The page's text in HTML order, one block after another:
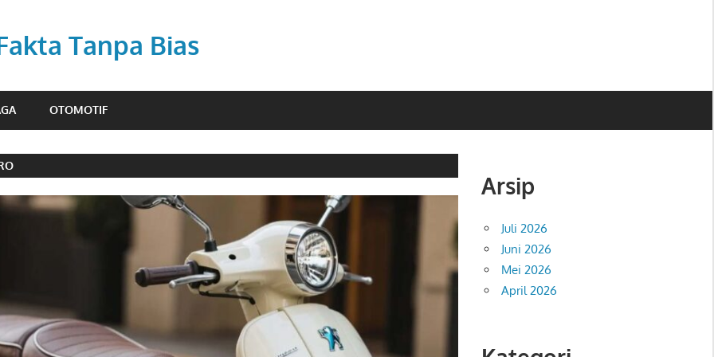
Tanpa Bias
OTOMOTIF
Arsip
Juli 2026
Juni 2026
Mei 2026
April 2026